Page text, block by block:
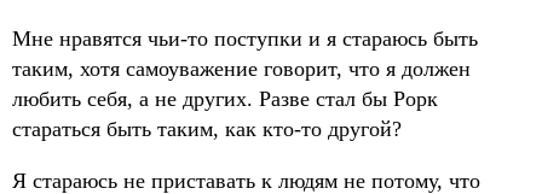
Мне нравятся чьи-то поступки и я стараюсь быть
таким, хотя самоуважение говорит, что я должен
любить себя, а не других. Разве стал бы Рорк
стараться быть таким, как кто-то другой?
Я стараюсь не приставать к людям не потому, что